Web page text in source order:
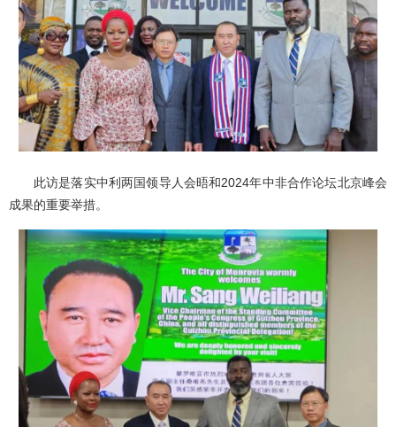
此访是落实中利两国领导人会晤和2024年中非合作论坛北京峰会
成果的重要举措。